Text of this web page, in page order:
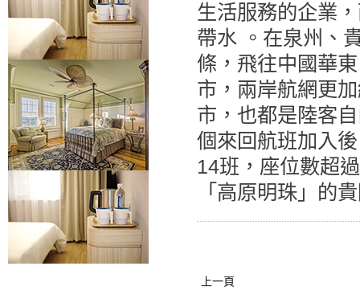
生活服務的企業
帶水 。在泉州、
條，飛往中國華
市，兩岸航網更
市，也都是陸客
個來回航班加入
14班，座位數超
「高原明珠」的
上一頁